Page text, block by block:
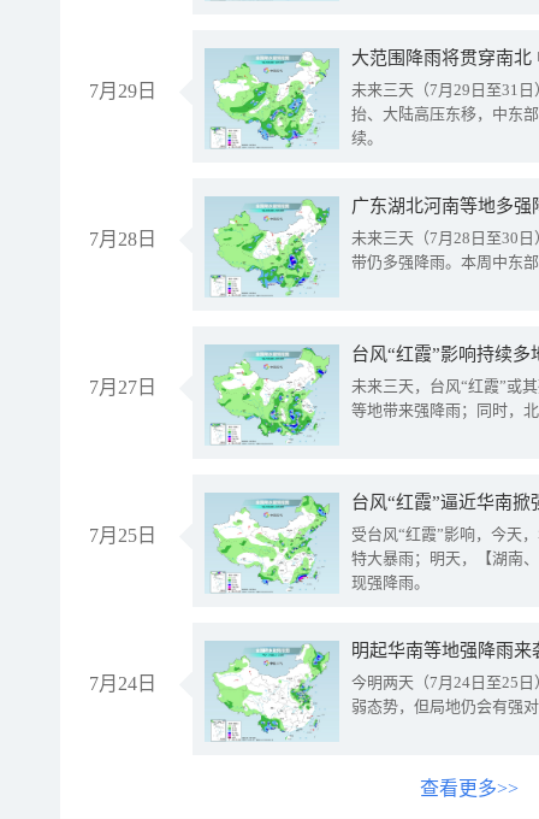
7月29日
大范围降雨将贯穿南
未来三天（7月29日至31
抬、大陆高压东移，中东
续。
7月28日
广东湖北河南等地多
未来三天（7月28日至30
带仍多强降雨。本周中东
7月27日
台风“红霞”影响持续
未来三天，台风“红霞”或
等地带来强降雨；同时，
7月25日
台风“红霞”逼近华南
受台风“红霞”影响，今天
特大暴雨；明天，【湖南
现强降雨。
7月24日
明起华南等地强降雨
今明两天（7月24日至25
弱态势，但局地仍会有强
查看更多>>